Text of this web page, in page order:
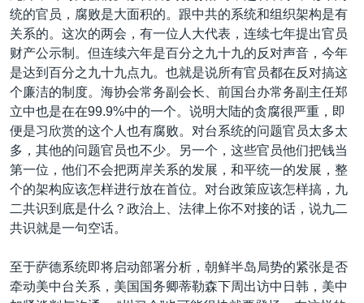
统的官员，腐败是大面积的。跟中共的系统和组织架构是有
关系的。这次的两会，有一位人大代表，连续七年提出官员
财产公示制。但连续六年是百分之九十九的反对声音，今年
是达到百分之九十九点九。也就是说所有官员都在反对搞这
个廉洁的制度。海协会常务副会长、前国台办常务副主任郑
立中也是在在99.9%中的一个。说明大陆的贪腐很严重，即
便是习欣赏的这个人也有腐败。对台系统的问题官员太多太
多，其他的问题官员也不少。另一个，这些官员他们把钱当
第一位，他们不会把两岸关系的发展，和平统一的发展，整
个的架构应该怎样进行放在首位。对台政策应该怎样搞，九
二共识到底是什么？政治上、法律上你不对接的话，说九二
共识就是一句空话。
至于萨德系统即将启动部署分析，朝鲜半岛局势的紧张是否
牵动美中台关系，美国国务卿蒂勒森下周出访中日韩，美中